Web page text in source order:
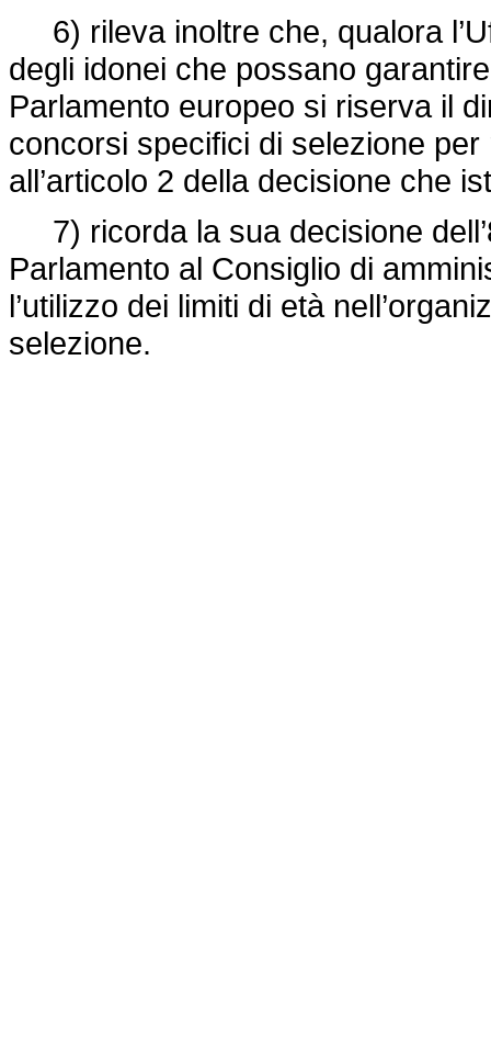
6) rileva inoltre che, qualora
degli idonei che possano
Parlamento europeo si riserva il
concorsi specifici di selezione
all’articolo 2 della decisione che
7) ricorda la sua decisione
Parlamento al Consiglio di
l’utilizzo dei limiti di età
selezione.